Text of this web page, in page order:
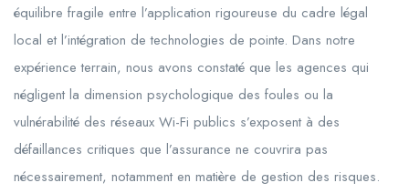
équilibre fragile entre l’application rigoureuse du cadre légal
local et l’intégration de technologies de pointe. Dans notre
expérience terrain, nous avons constaté que les agences qui
négligent la dimension psychologique des foules ou la
vulnérabilité des réseaux Wi-Fi publics s’exposent à des
défaillances critiques que l’assurance ne couvrira pas
nécessairement, notamment en matière de gestion des risques.